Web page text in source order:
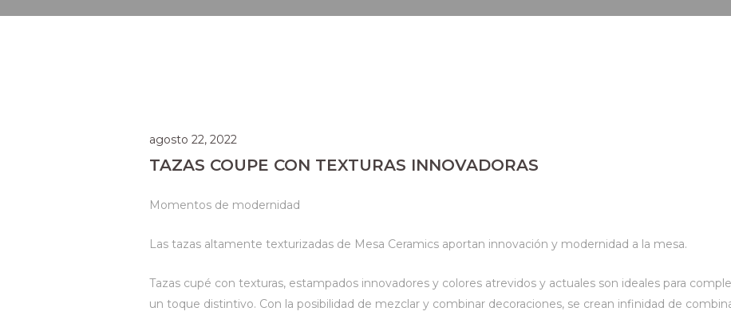
agosto 22, 2022
TAZAS COUPE CON TEXTURAS INNOVADORAS
Momentos de modernidad
Las tazas altamente texturizadas de Mesa Ceramics aportan innovación y modernidad a la mesa.
Tazas cupé con texturas, estampados innovadores y colores atrevidos y actuales son ideales para
un toque distintivo. Con la posibilidad de mezclar y combinar decoraciones, se crean infinidad de